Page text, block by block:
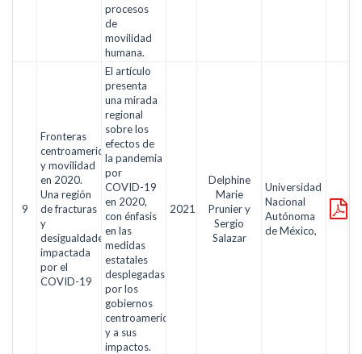
procesos
de
movilidad
humana.
9
Fronteras
centroamericanas
y movilidad
en 2020.
Una región
de fracturas
y
desigualdades
impactada
por el
COVID-19
El artículo
presenta
una mirada
regional
sobre los
efectos de
la pandemia
por
COVID-19
en 2020,
con énfasis
en las
medidas
estatales
desplegadas
por los
gobiernos
centroamericanos
y a sus
impactos.
2021
Delphine
Marie
Prunier y
Sergio
Salazar
Universidad
Nacional
Autónoma
de México,